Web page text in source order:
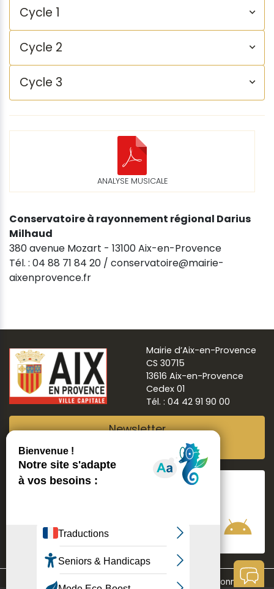
Cycle 1
Cycle 2
Cycle 3
ANALYSE MUSICALE
Conservatoire à rayonnement régional Darius
Milhaud
380 avenue Mozart - 13100 Aix-en-Provence
Tél. : 04 88 71 84 20 / conservatoire@mairie-
aixenprovence.fr
Mairie d’Aix-en-Provence
CS 30715
13616 Aix-en-Provence
Cedex 01
Tél. : 04 42 91 90 00
Newsletter
Suivre Aix ma ville
Communication Données personnelles